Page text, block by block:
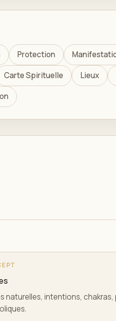
Protection
Carte Spirituelle Lieux
naturelles, intentions,